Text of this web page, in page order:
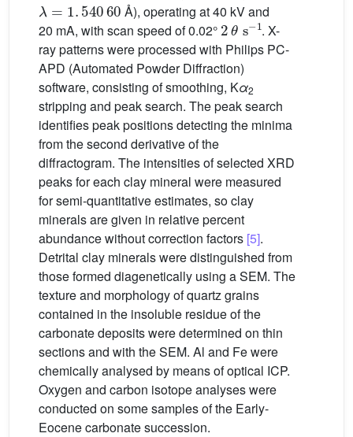
Å), operating at 40 kV and
20 mA, with scan speed of 0.02°
2 θs -1
. X-
ray patterns were processed with Philips PC-
APD (Automated Powder Diffraction)
software, consisting of smoothing, Kα2
stripping and peak search. The peak search
identifies peak positions detecting the minima
from the second derivative of the
diffractogram. The intensities of selected XRD
peaks for each clay mineral were measured
for semi-quantitative estimates, so clay
minerals are given in relative percent
abundance without correction factors [5].
Detrital clay minerals were distinguished from
those formed diagenetically using a SEM. The
texture and morphology of quartz grains
contained in the insoluble residue of the
carbonate deposits were determined on thin
sections and with the SEM. Al and Fe were
chemically analysed by means of optical ICP.
Oxygen and carbon isotope analyses were
conducted on some samples of the Early-
Eocene carbonate succession.